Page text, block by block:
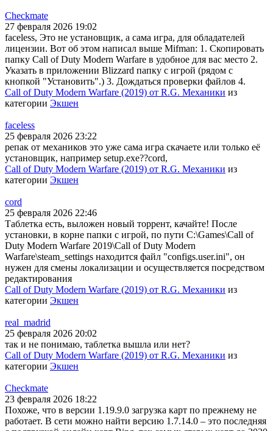
Checkmate
27 февраля 2026 19:02
faceless, Это не установщик, а сама игра, для обладателей
лицензии. Вот об этом написал выше Mifman: 1. Скопировать
папку Call of Duty Modern Warfare в удобное для вас место 2.
Указать в приложении Blizzard папку с игрой (рядом с
кнопкой "Установить".) 3. Дождаться проверки файлов 4.
Call of Duty Modern Warfare (2019) от R.G. Механики из
категории Экшен
faceless
25 февраля 2026 23:22
репак от механиков это уже сама игра скачаете или только её
установщик, например setup.exe??cord,
Call of Duty Modern Warfare (2019) от R.G. Механики из
категории Экшен
cord
25 февраля 2026 22:46
Таблетка есть, выложен новый торрент, качайте! После
установки, в корне папки с игрой, по пути C:\Games\Call of
Duty Modern Warfare 2019\Call of Duty Modern
Warfare\steam_settings находится файл "configs.user.ini", он
нужен для смены локализации и осуществляется посредством
редактирования
Call of Duty Modern Warfare (2019) от R.G. Механики из
категории Экшен
real_madrid
25 февраля 2026 20:02
так и не понимаю, таблетка вышла или нет?
Call of Duty Modern Warfare (2019) от R.G. Механики из
категории Экшен
Checkmate
23 февраля 2026 18:22
Похоже, что в версии 1.19.9.0 загрузка карт по прежнему не
работает. В сети можно найти версию 1.7.14.0 – это последняя